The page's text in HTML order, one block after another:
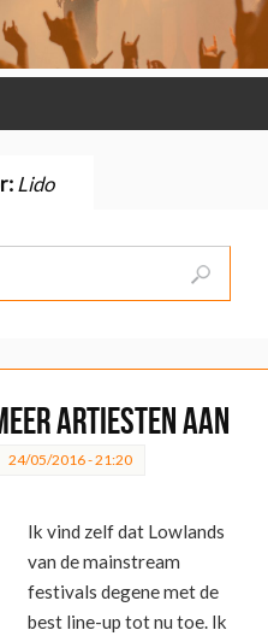
Lido
artiesten aan
24/05/2016 - 21:20
Ik vind zelf dat Lowlands
van de mainstream
festivals degene met de
best line-up tot nu toe. Ik